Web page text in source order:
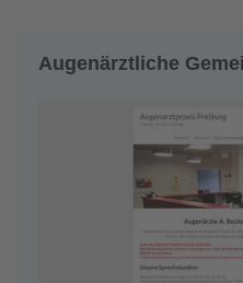
Augenärztliche